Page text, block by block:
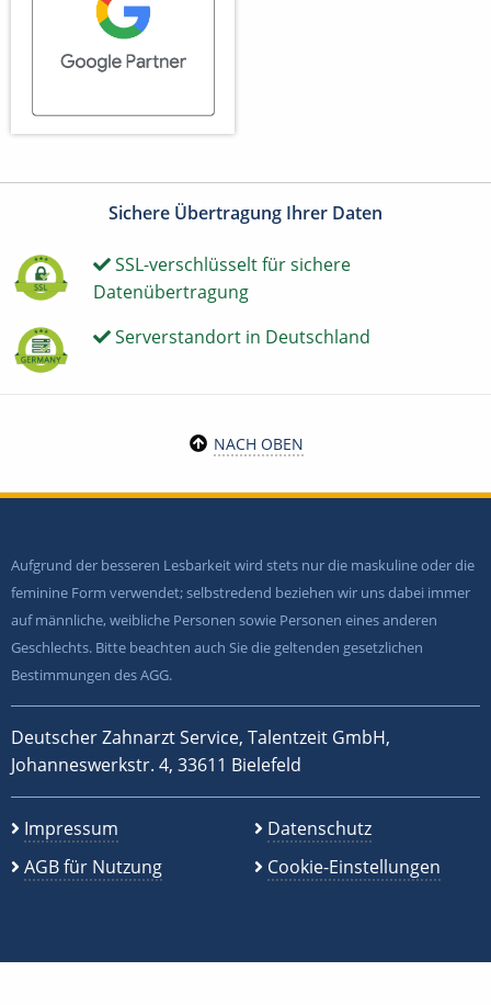
Sichere Übertragung Ihrer Daten
SSL-verschlüsselt für sichere
Datenübertragung
Serverstandort in Deutschland
NACH OBEN
Aufgrund der besseren Lesbarkeit wird stets nur die maskuline oder die
feminine Form verwendet; selbstredend beziehen wir uns dabei immer
auf männliche, weibliche Personen sowie Personen eines anderen
Geschlechts. Bitte beachten auch Sie die geltenden gesetzlichen
Bestimmungen des AGG.
Deutscher Zahnarzt Service, Talentzeit GmbH,
Johanneswerkstr. 4, 33611 Bielefeld
Impressum
AGB für Nutzung
Datenschutz
Cookie-Einstellungen